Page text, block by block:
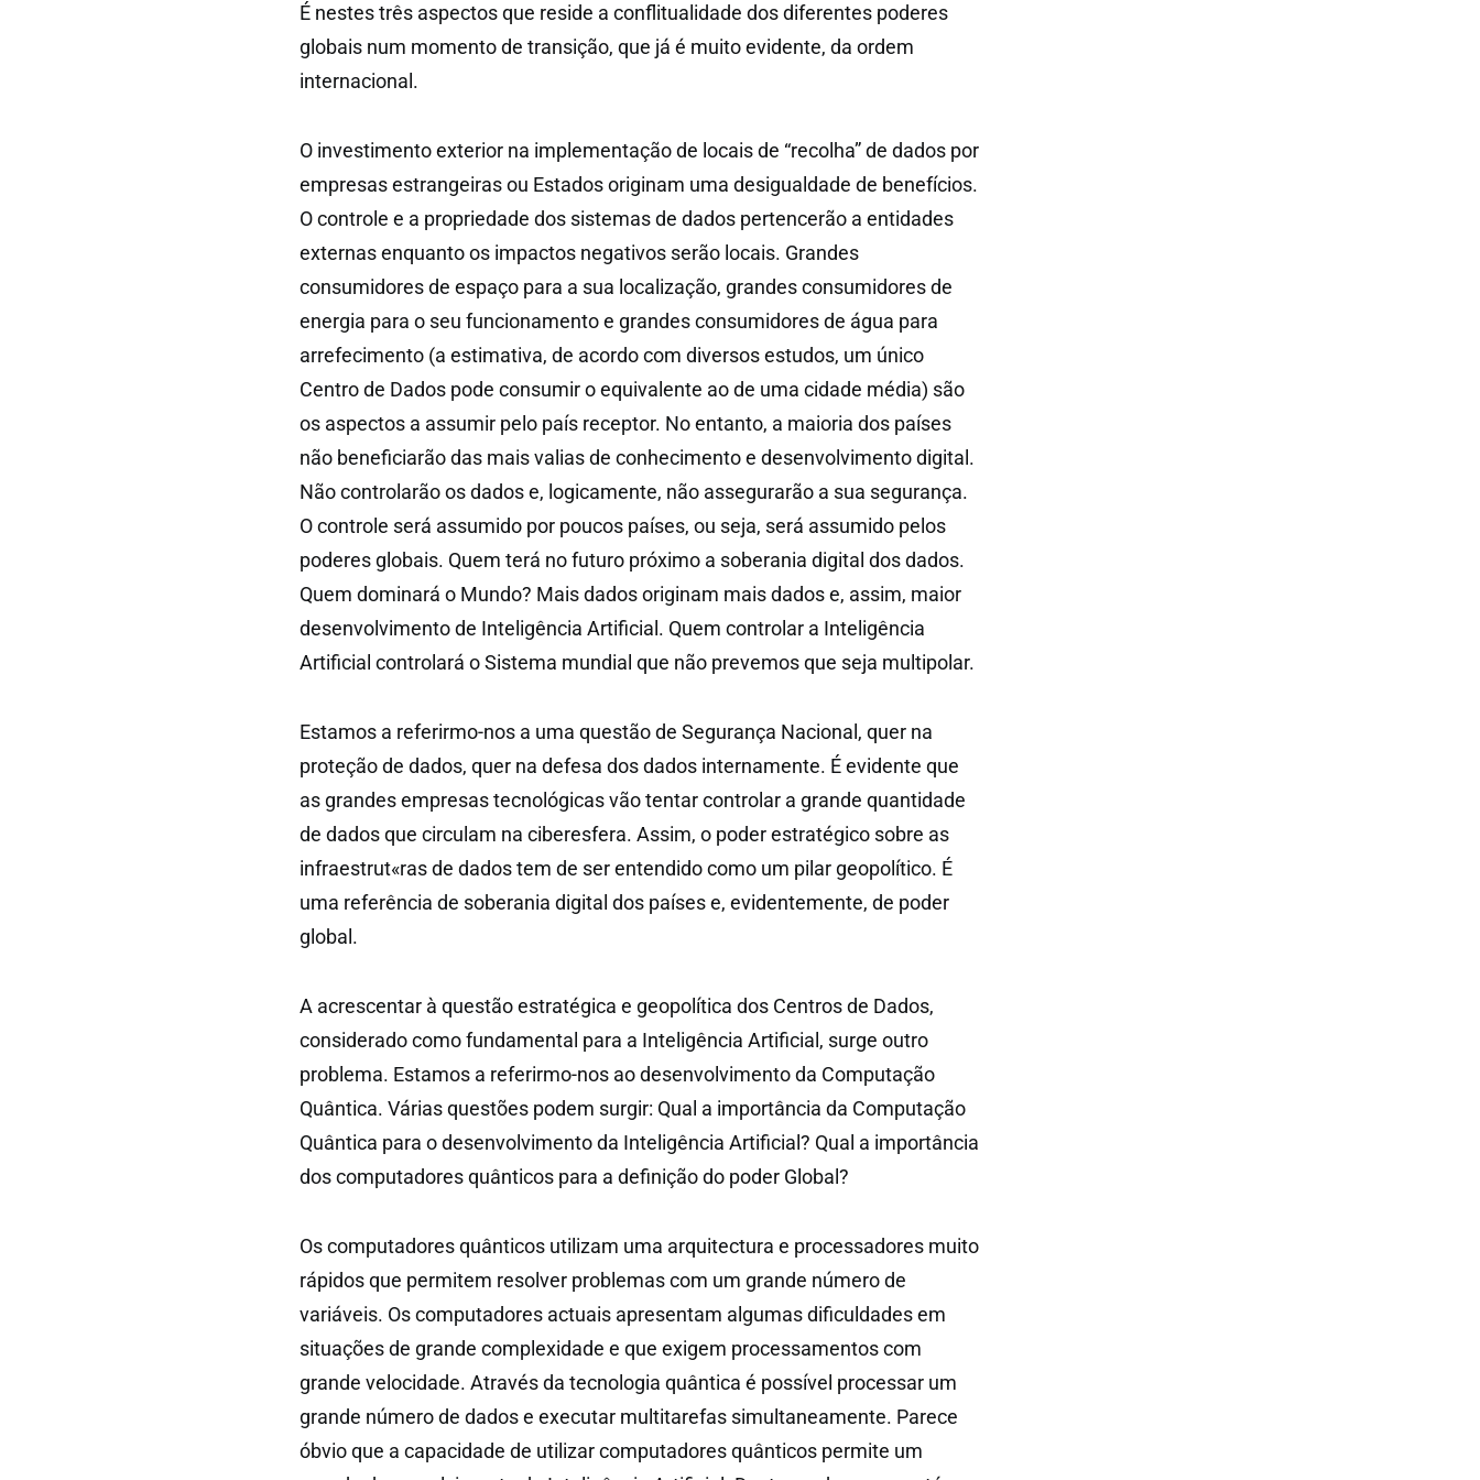
É nestes três aspectos que reside a conflitualidade dos diferentes poderes
globais num momento de transição, que já é muito evidente, da ordem
internacional.
O investimento exterior na implementação de locais de “recolha” de dados por
empresas estrangeiras ou Estados originam uma desigualdade de benefícios.
O controle e a propriedade dos sistemas de dados pertencerão a entidades
externas enquanto os impactos negativos serão locais. Grandes
consumidores de espaço para a sua localização, grandes consumidores de
energia para o seu funcionamento e grandes consumidores de água para
arrefecimento (a estimativa, de acordo com diversos estudos, um único
Centro de Dados pode consumir o equivalente ao de uma cidade média) são
os aspectos a assumir pelo país receptor. No entanto, a maioria dos países
não beneficiarão das mais valias de conhecimento e desenvolvimento digital.
Não controlarão os dados e, logicamente, não assegurarão a sua segurança.
O controle será assumido por poucos países, ou seja, será assumido pelos
poderes globais. Quem terá no futuro próximo a soberania digital dos dados.
Quem dominará o Mundo? Mais dados originam mais dados e, assim, maior
desenvolvimento de Inteligência Artificial. Quem controlar a Inteligência
Artificial controlará o Sistema mundial que não prevemos que seja multipolar.
Estamos a referirmo-nos a uma questão de Segurança Nacional, quer na
proteção de dados, quer na defesa dos dados internamente. É evidente que
as grandes empresas tecnológicas vão tentar controlar a grande quantidade
de dados que circulam na ciberesfera. Assim, o poder estratégico sobre as
infraestrut«ras de dados tem de ser entendido como um pilar geopolítico. É
uma referência de soberania digital dos países e, evidentemente, de poder
global.
A acrescentar à questão estratégica e geopolítica dos Centros de Dados,
considerado como fundamental para a Inteligência Artificial, surge outro
problema. Estamos a referirmo-nos ao desenvolvimento da Computação
Quântica. Várias questões podem surgir: Qual a importância da Computação
Quântica para o desenvolvimento da Inteligência Artificial? Qual a importância
dos computadores quânticos para a definição do poder Global?
Os computadores quânticos utilizam uma arquitectura e processadores muito
rápidos que permitem resolver problemas com um grande número de
variáveis. Os computadores actuais apresentam algumas dificuldades em
situações de grande complexidade e que exigem processamentos com
grande velocidade. Através da tecnologia quântica é possível processar um
grande número de dados e executar multitarefas simultaneamente. Parece
óbvio que a capacidade de utilizar computadores quânticos permite um